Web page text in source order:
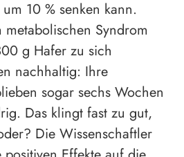
10 % senken kann.
metabolischen Syndrom
g Hafer zu sich
nachhaltig: Ihre
sogar sechs Wochen
Das klingt fast zu gut,
Die Wissenschaftler